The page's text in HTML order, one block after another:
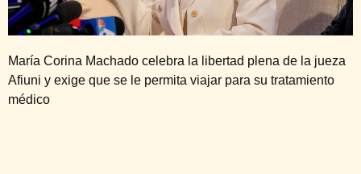
María Corina Machado celebra la libertad plena de la jueza
Afiuni y exige que se le permita viajar para su tratamiento
médico